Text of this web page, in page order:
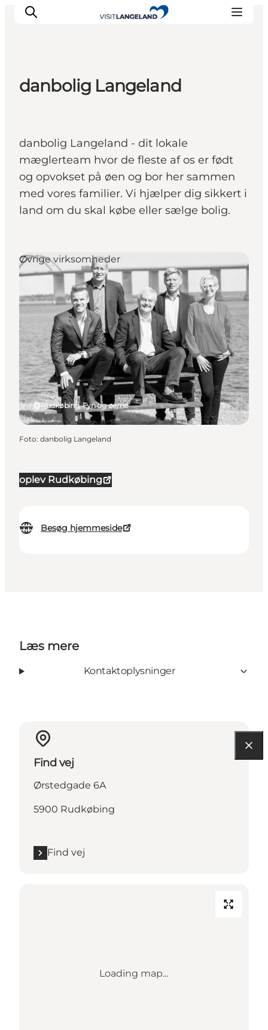
Outdoor
Overnatning
Planlæg ferie
danbolig Langeland
danbolig Langeland - dit lokale
mæglerteam hvor de fleste af os er født
og opvokset på øen og bor her sammen
med vores familier. Vi hjælper dig sikkert i
land om du skal købe eller sælge bolig.
oplev Rudkøbing
Besøg hjemmeside
Rudkøbing, Fyn og øerne
Øvrige virksomheder
Foto: danbolig Langeland
Læs mere
Kontaktoplysninger
Find vej
Ørstedgade 6A
5900 Rudkøbing
Find vej
Loading map...